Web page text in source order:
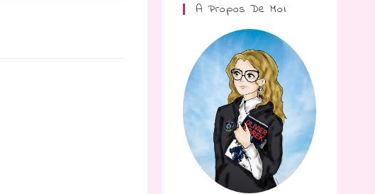
A Propos De Moi